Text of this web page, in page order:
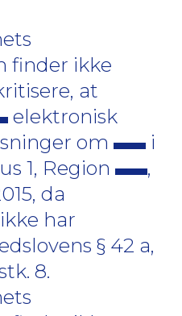
finder ikke
at
elektronisk
om
i
1, Region
,
da
har
§ 42 a,
8.